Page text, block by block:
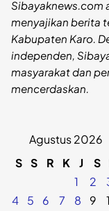
Sibayaknews.com
menyajikan berita
Kabupaten Karo.
independen,
masyarakat dan
mencerdaskan.
Agustus 2026
S S R K J S
1
2
4
5 6 7 8 9